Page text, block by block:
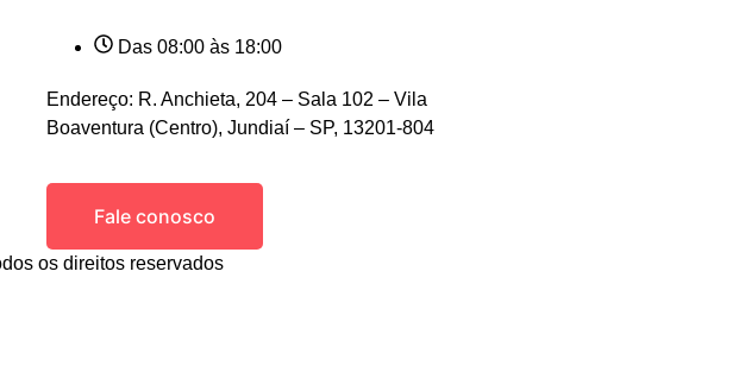
Das 08:00 às 18:00
Endereço: R. Anchieta, 204 – Sala 102 – Vila
Boaventura (Centro), Jundiaí – SP, 13201-804
Fale conosco
os direitos reservados